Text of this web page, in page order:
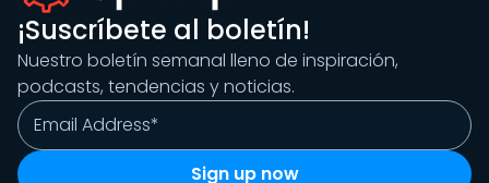
¡Suscríbete al boletín!
Nuestro boletín semanal lleno de inspiración,
podcasts, tendencias y noticias.